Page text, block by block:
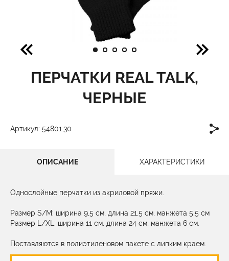
ПЕРЧАТКИ REAL TALK,
ЧЕРНЫЕ
Артикул: 54801.30
ОПИСАНИЕ ХАРАКТЕРИСТИКИ
Однослойные перчатки из акриловой пряжи.
Размер S/M: ширина 9,5 см, длина 21,5 см, манжета 5,5 см
Pазмер L/XL: ширина 11 см, длина 24 см, манжета 6 см.
Поставляются в полиэтиленовом пакете с липким краем.